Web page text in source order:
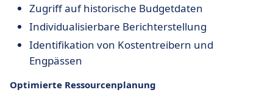
Zugriff auf historische Budgetdaten
Individualisierbare Berichterstellung
Identifikation von Kostentreibern und
Engpässen
Optimierte Ressourcenplanung